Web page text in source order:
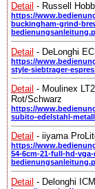
Detail - Russell
https://
buckingham-grind-
Detail - DeLonghi
https://
style-siebtrager-
Detail - Moulinex
Rot/Schwarz
https://
subito-edelstahl-
Detail - iiyama
https://
54-6cm-21-full-hd-
Detail - Delonghi